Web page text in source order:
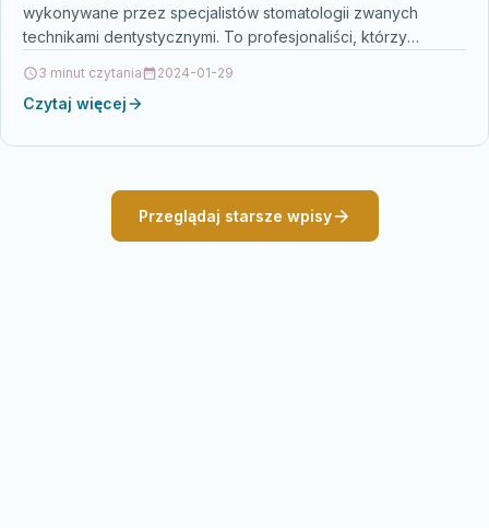
wykonywane przez specjalistów stomatologii zwanych
technikami dentystycznymi. To profesjonaliści, którzy
3 minut czytania 2024-01-29
Czytaj więcej
Przeglądaj starsze wpisy